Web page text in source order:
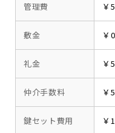
管理費 ￥
敷金 ￥0
礼金 ￥
仲介手数料 ￥
鍵セット費用 ￥